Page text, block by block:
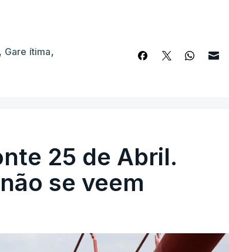
, Gare ítima,
25 de Abril.
se veem